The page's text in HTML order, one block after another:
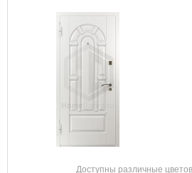
Доступны различные